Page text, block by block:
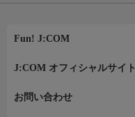
Fun! J:COM
J:COM オフィシャルサイト
お問い合わせ